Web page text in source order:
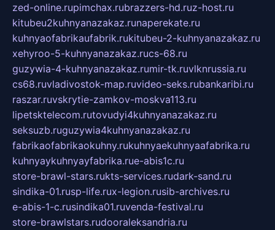
zed-online.rupimchax.rubrazzers-hd.ruz-host.ru
kitubeu2kuhnyanazakaz.runaperekate.ru
kuhnyaofabrikaufabrik.rukitubeu-2-kuhnyanazakaz.ru
xehyroo-5-kuhnyanazakaz.rucs-68.ru
guzywia-4-kuhnyanazakaz.rumir-tk.ruvlknrussia.ru
cs68.ruvladivostok-map.ruvideo-seks.rubankaribi.ru
raszar.ruvskrytie-zamkov-moskva113.ru
lipetsktelecom.rutovudyi4kuhnyanazakaz.ru
seksuzb.ruguzywia4kuhnyanazakaz.ru
fabrikaofabrikaokuhny.rukuhnyaekuhnyaafabrika.ru
kuhnyaykuhnyayfabrika.rue-abis1c.ru
store-brawl-stars.rukts-services.rudark-sand.ru
sindika-01.rusp-life.rux-legion.rusib-archives.ru
e-abis-1-c.rusindika01.ruvenda-festival.ru
store-brawlstars.rudooraleksandria.ru